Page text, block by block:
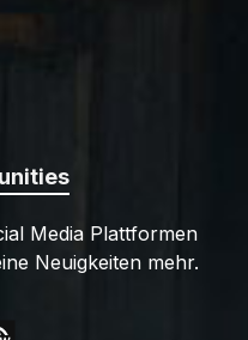
Media Plattformen
Neuigkeiten mehr.